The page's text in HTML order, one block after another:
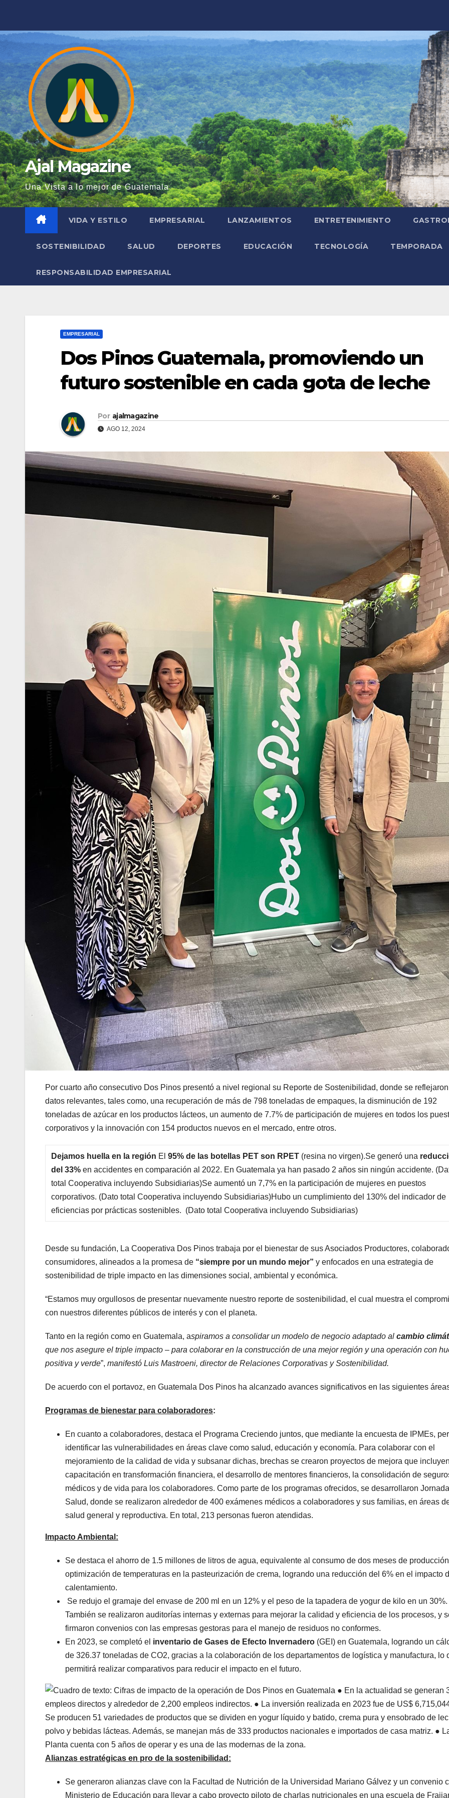
contenido
Ajal Magazine
Una Vista a lo mejor de Guatemala
VIDA Y ESTILO EMPRESARIAL LANZAMIENTOS ENTRETENIMIENTO
SOSTENIBILIDAD SALUD DEPORTES EDUCACIÓN TECNOLOGÍA TEMPORADA
RESPONSABILIDAD EMPRESARIAL
EMPRESARIAL
Dos Pinos Guatemala, promoviendo un
futuro sostenible en cada gota de leche
Por ajalmagazine
AGO 12, 2024
Por cuarto año consecutivo Dos Pinos presentó a nivel regional su Reporte de Sostenibilidad, donde se reflejaron
datos relevantes, tales como, una recuperación de más de 798 toneladas de empaques, la disminución de 192
toneladas de azúcar en los productos lácteos, un aumento de 7.7% de participación de mujeres en todos los
corporativos y la innovación con 154 productos nuevos en el mercado, entre otros.
Dejamos huella en la región El95% de las botellas PET son RPET (resina no virgen).Se generó una
del 33% en accidentes en comparación al 2022. En Guatemala ya han pasado 2 años sin ningún accidente.
total Cooperativa incluyendo Subsidiarias)Se aumentó un 7,7% en la participación de mujeres en puestos
corporativos. (Dato total Cooperativa incluyendo Subsidiarias)Hubo un cumplimiento del 130% del indicador de
eficiencias por prácticas sostenibles. (Dato total Cooperativa incluyendo Subsidiarias)
Desde su fundación, La Cooperativa Dos Pinos trabaja por el bienestar de sus Asociados Productores,
consumidores, alineados a la promesa de “siempre por un mundo mejor” y enfocados en una estrategia de
sostenibilidad de triple impacto en las dimensiones social, ambiental y económica.
“Estamos muy orgullosos de presentar nuevamente nuestro reporte de sostenibilidad, el cual muestra el
con nuestros diferentes públicos de interés y con el planeta.
Tanto en la región como en Guatemala, aspiramos a consolidar un modelo de negocio adaptado al cambio
que nos asegure el triple impacto – para colaborar en la construcción de una mejor región y una operación con
positiva y verde”, manifestó Luis Mastroeni, director de Relaciones Corporativas y Sostenibilidad.
De acuerdo con el portavoz, en Guatemala Dos Pinos ha alcanzado avances significativos en las siguientes
Programas de bienestar para colaboradores:
En cuanto a colaboradores, destaca el Programa Creciendo juntos, que mediante la encuesta de IPMEs,
identificar las vulnerabilidades en áreas clave como salud, educación y economía. Para colaborar con el
mejoramiento de la calidad de vida y subsanar dichas, brechas se crearon proyectos de mejora que
capacitación en transformación financiera, el desarrollo de mentores financieros, la consolidación de
médicos y de vida para los colaboradores. Como parte de los programas ofrecidos, se desarrollaron
Salud, donde se realizaron alrededor de 400 exámenes médicos a colaboradores y sus familias, en áreas
salud general y reproductiva. En total, 213 personas fueron atendidas.
Impacto Ambiental:
Se destaca el ahorro de 1.5 millones de litros de agua, equivalente al consumo de dos meses de
optimización de temperaturas en la pasteurización de crema, logrando una reducción del 6% en el impacto
calentamiento.
Se redujo el gramaje del envase de 200 ml en un 12% y el peso de la tapadera de yogur de kilo en un 30%.
También se realizaron auditorías internas y externas para mejorar la calidad y eficiencia de los procesos, y
firmaron convenios con las empresas gestoras para el manejo de residuos no conformes.
En 2023, se completó el inventario de Gases de Efecto Invernadero (GEI) en Guatemala, logrando un
de 326.37 toneladas de CO2, gracias a la colaboración de los departamentos de logística y manufactura, lo
permitirá realizar comparativos para reducir el impacto en el futuro.
Alianzas estratégicas en pro de la sostenibilidad :
Se generaron alianzas clave con la Facultad de Nutrición de la Universidad Mariano Gálvez y un convenio
Ministerio de Educación para llevar a cabo proyecto piloto de charlas nutricionales en una escuela de